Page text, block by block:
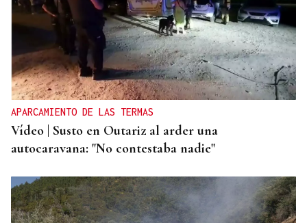
APARCAMIENTO DE LAS TERMAS
Vídeo | Susto en Outariz al arder una
autocaravana: "No contestaba nadie"